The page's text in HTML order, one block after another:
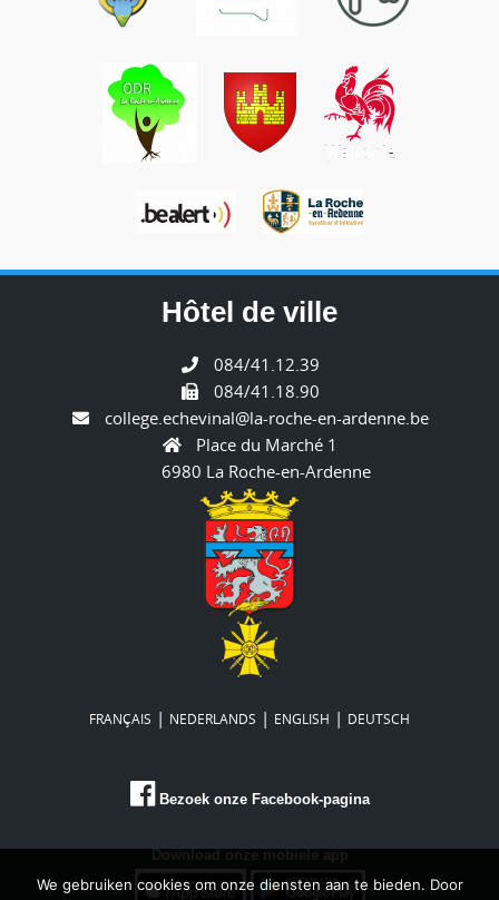
We gebruiken cookies om onze diensten aan te bieden. Door
Hôtel de ville
084/41.12.39
084/41.18.90
college.echevinal@la-roche-en-ardenne.be
Place du Marché 1
6980 La Roche-en-Ardenne
FRANÇAIS | NEDERLANDS | ENGLISH | DEUTSCH
Bezoek onze Facebook-pagina